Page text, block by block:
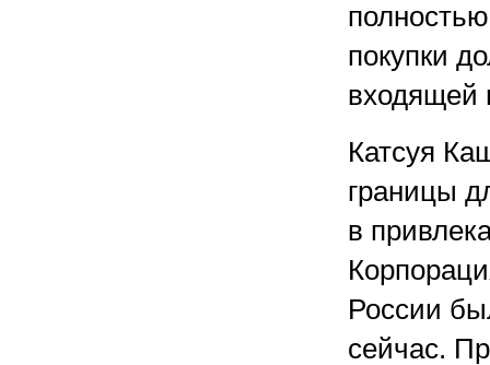
покупки
входящей
Катсуя
границы
в
России
сейчас.